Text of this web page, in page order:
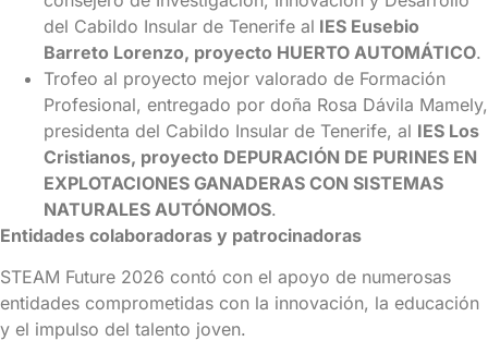
del Cabildo Insular de Tenerife al IES Eusebio
Barreto Lorenzo, proyecto HUERTO AUTOMÁTICO.
Trofeo al proyecto mejor valorado de Formación
Profesional, entregado por doña Rosa Dávila Mamely,
presidenta del Cabildo Insular de Tenerife, al IES Los
Cristianos, proyecto DEPURACIÓN DE PURINES EN
EXPLOTACIONES GANADERAS CON SISTEMAS
NATURALES AUTÓNOMOS.
Entidades colaboradoras y patrocinadoras
STEAM Future 2026 contó con el apoyo de numerosas
entidades comprometidas con la innovación, la educación
y el impulso del talento joven.